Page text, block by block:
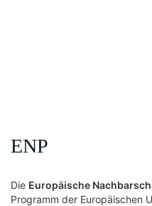
ENP
Die Europäische
Programm der Europäischen